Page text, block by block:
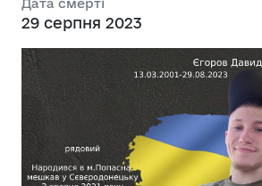
29 серпня 2023